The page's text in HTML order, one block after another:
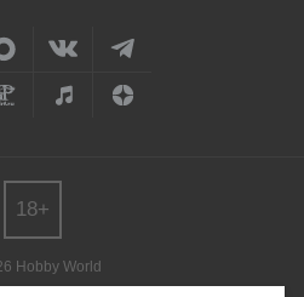
Hobby World
18+